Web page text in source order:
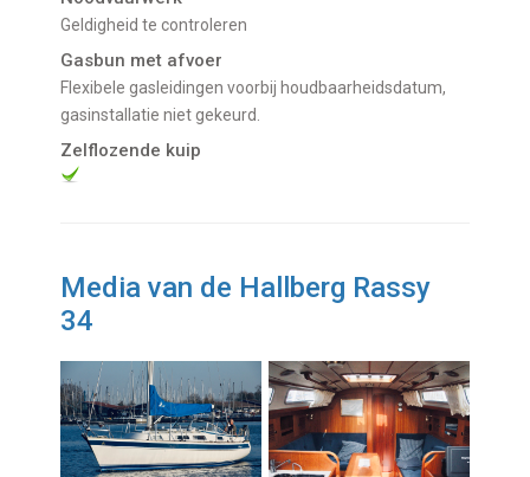
Geldigheid te controleren
Gasbun met afvoer
Flexibele gasleidingen voorbij houdbaarheidsdatum,
gasinstallatie niet gekeurd.
Zelflozende kuip
Media van de Hallberg Rassy
34